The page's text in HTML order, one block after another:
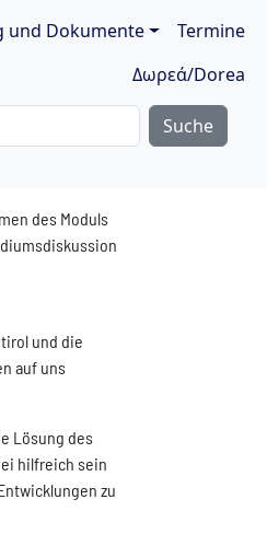
und Dokumente
Termine
Δωρεά/Dorea
des Moduls
und die
auf uns
Lösung des
hilfreich sein
zu